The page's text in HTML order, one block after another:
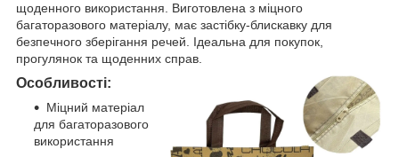
щоденного використання. Виготовлена з міцного
багаторазового матеріалу, має застібку-блискавку для
безпечного зберігання речей. Ідеальна для покупок,
прогулянок та щоденних справ.
Особливості:
Міцний матеріал
для багаторазового
використання